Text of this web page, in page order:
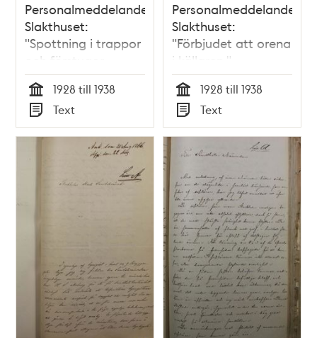
Personalmeddelande
Slakthuset:
"Spottning i trappor
och förstugor
förbjudes"
Tid
1928 till 1938
Typ
Text
Personalmeddelande
Slakthuset:
"Förbjudet att orena
i källaren."
Tid
1928 till 1938
Typ
Text